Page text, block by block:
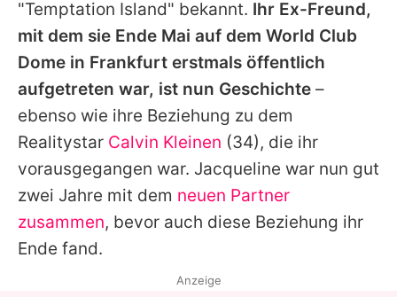
"Temptation Island" bekannt. Ihr Ex-Freund,
mit dem sie Ende Mai auf dem World Club
Dome in Frankfurt erstmals öffentlich
aufgetreten war, ist nun Geschichte –
ebenso wie ihre Beziehung zu dem
Realitystar Calvin Kleinen (34), die ihr
vorausgegangen war. Jacqueline war nun gut
zwei Jahre mit dem neuen Partner
zusammen, bevor auch diese Beziehung ihr
Ende fand.
Anzeige